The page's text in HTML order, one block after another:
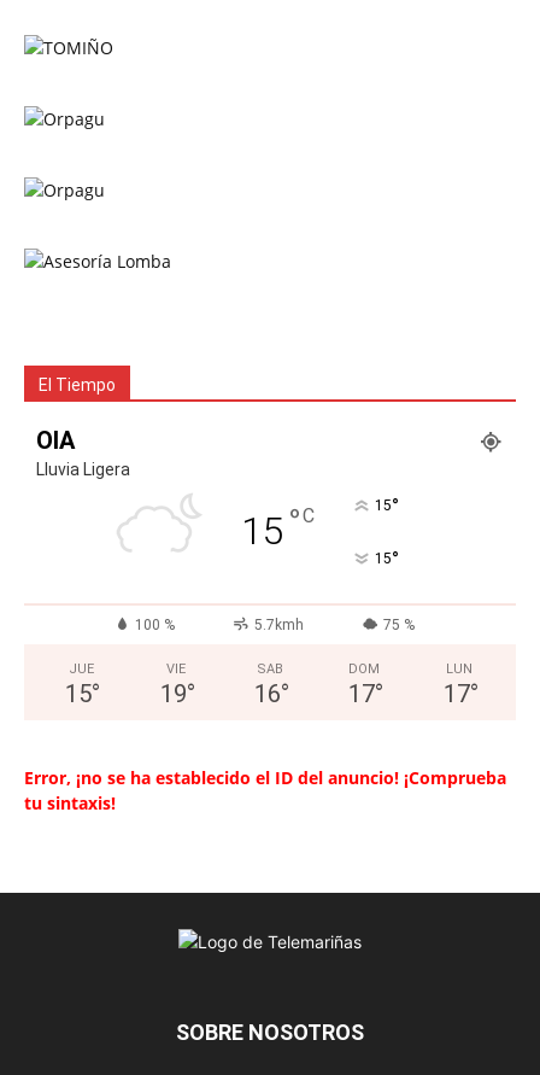
El Tiempo
OIA
Lluvia Ligera
15 °C 15°
15°
100 % 5.7kmh 75 %
JUE
15°
VIE
19°
SAB
16°
DOM
17°
LUN
17°
Error, ¡no se ha establecido el ID del anuncio! ¡Comprueba
tu sintaxis!
SOBRE NOSOTROS